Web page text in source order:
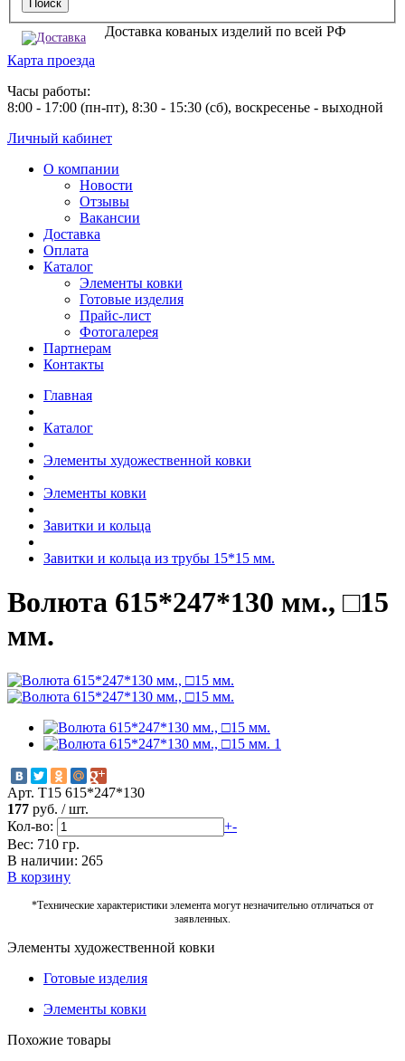
Доставка кованых изделий по всей РФ
Карта проезда
Часы работы:
8:00 - 17:00 (пн-пт), 8:30 - 15:30 (сб), воскресенье - выходной
Личный кабинет
О компании
Новости
Отзывы
Вакансии
Доставка
Оплата
Каталог
Элементы ковки
Готовые изделия
Прайс-лист
Фотогалерея
Партнерам
Контакты
Главная
Каталог
Элементы художественной ковки
Элементы ковки
Завитки и кольца
Завитки и кольца из трубы 15*15 мм.
Волюта 615*247*130 мм., □15
мм.
Арт. Т15 615*247*130
177 руб. /шт.
Кол-во:
+-
Вес: 710 гр.
В наличии: 265
В корзину
*Технические характеристики элемента могут незначительно отличаться от
заявленных.
Элементы художественной ковки
Готовые изделия
Элементы ковки
Похожие товары